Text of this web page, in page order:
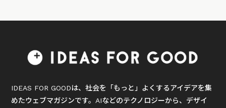
IDEAS FOR GOODは、社会を「もっと」よくするアイデアを集
めたウェブマガジンです。AIなどのテクノロジーから、デザイ